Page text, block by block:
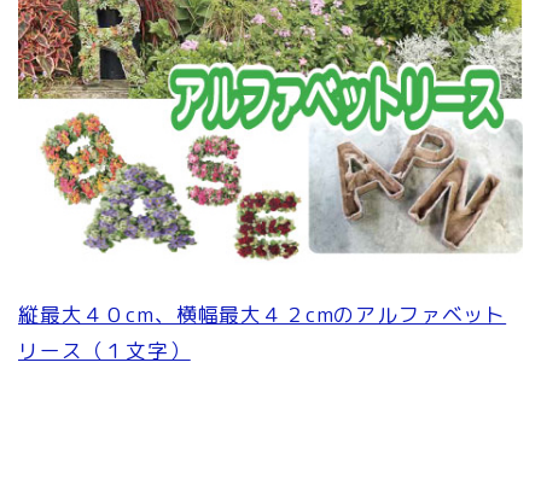
縦最大４０cm、横幅最大４２cmのアルファベット
リース（１文字）